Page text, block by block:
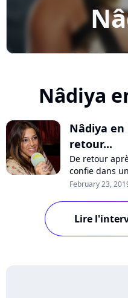
Nâdiya
Nâdiya en
retour...
De retour
confie dans
sur sa longue
son projet de
February 23,
Lire